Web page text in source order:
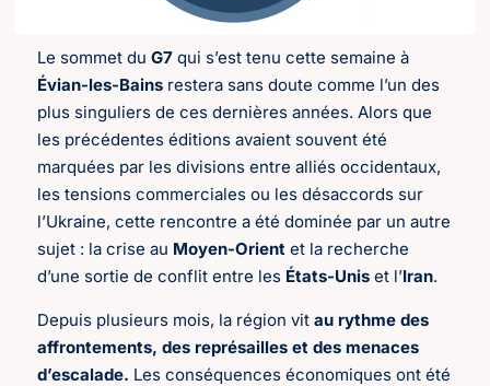
Le sommet duG7 qui s’est tenu cette semaine à
Évian-les-Bains restera sans doute comme l’un des
plus singuliers de ces dernières années. Alors que
les précédentes éditions avaient souvent été
marquées par les divisions entre alliés occidentaux,
les tensions commerciales ou les désaccords sur
l’Ukraine, cette rencontre a été dominée par un autre
sujet : la crise au Moyen-Orient et la recherche
d’une sortie de conflit entre les États-Unis et l’Iran.
Depuis plusieurs mois, la région vitau rythme des
affrontements, des représailles et des menaces
d’escalade. Les conséquences économiques ont été